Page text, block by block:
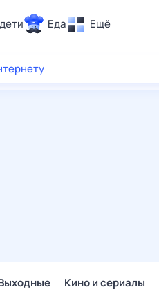
Еда Ещё
Кино и сериалы